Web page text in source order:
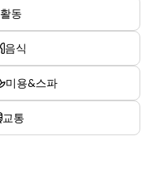
활동
음식
미용&스파
교통